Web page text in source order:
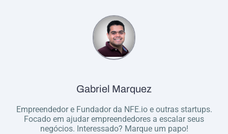
Gabriel Marquez
Empreendedor e Fundador da NFE.io e outras startups.
Focado em ajudar empreendedores a escalar seus
negócios. Interessado? Marque um papo!